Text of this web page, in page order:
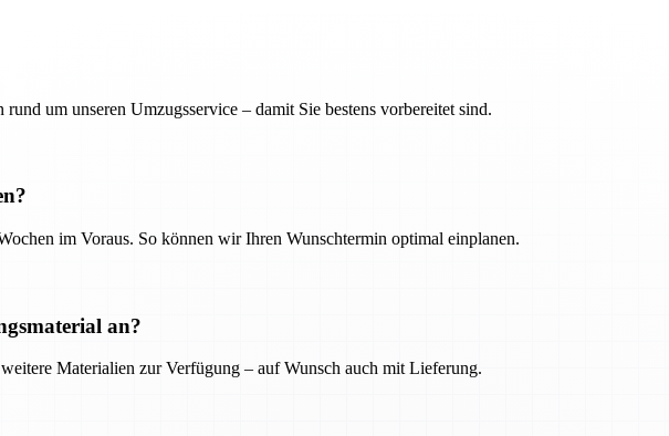
um unseren Umzugsservice – damit Sie bestens vorbereitet sind.
im Voraus. So können wir Ihren Wunschtermin optimal einplanen.
an?
Materialien zur Verfügung – auf Wunsch auch mit Lieferung.